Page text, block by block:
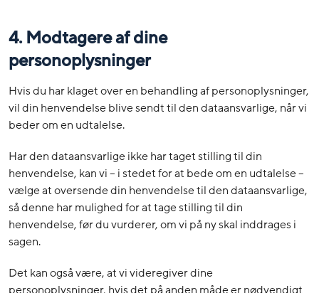
4. Modtagere af dine
personoplysninger
Hvis du har klaget over en behandling af personoplysninger,
vil din henvendelse blive sendt til den dataansvarlige, når vi
beder om en udtalelse.
Har den dataansvarlige ikke har taget stilling til din
henvendelse, kan vi – i stedet for at bede om en udtalelse –
vælge at oversende din henvendelse til den dataansvarlige,
så denne har mulighed for at tage stilling til din
henvendelse, før du vurderer, om vi på ny skal inddrages i
sagen.
Det kan også være, at vi videregiver dine